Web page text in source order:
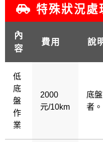
特殊狀況處
內
容
費用 說
低
底
盤
作
業
2000
元/10km
底
者。